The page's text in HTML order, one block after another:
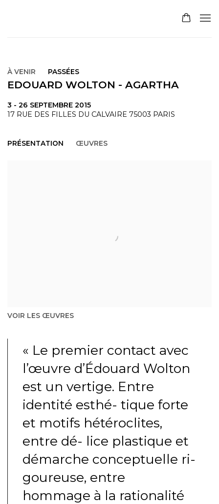
À VENIR PASSÉES
EDOUARD WOLTON - AGARTHA
3 - 26 SEPTEMBRE 2015
17 RUE DES FILLES DU CALVAIRE 75003 PARIS
PRÉSENTATION ŒUVRES
VOIR LES ŒUVRES
« Le premier contact avec
l’œuvre d’Édouard Wolton
est un vertige. Entre
identité esthé- tique forte
et motifs hétéroclites,
entre dé- lice plastique et
démarche conceptuelle ri-
goureuse, entre
hommage à la rationalité